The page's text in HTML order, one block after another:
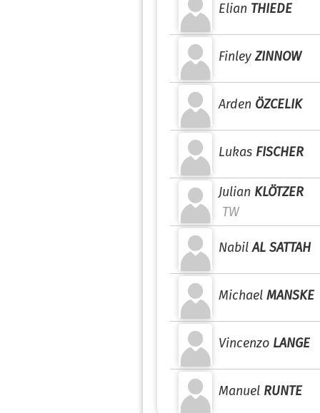
Elian THIEDE
Finley ZINNOW
Arden ÖZCELIK
Lukas FISCHER
Julian KLÖTZER
TW
Nabil AL SATTAH
Michael MANSKE
Vincenzo LANGE
Manuel RUNTE